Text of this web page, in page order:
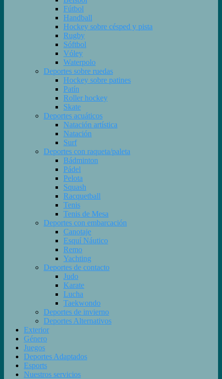
Fútbol
Handball
Hockey sobre césped y pista
Rugby
Sóftbol
Vóley
Waterpolo
Deportes sobre ruedas
Hockey sobre patines
Patín
Roller hockey
Skate
Deportes acuáticos
Natación artística
Natación
Surf
Deportes con raqueta/paleta
Bádminton
Pádel
Pelota
Squash
Racquetball
Tenis
Tenis de Mesa
Deportes con embarcación
Canotaje
Esquí Náutico
Remo
Yachting
Deportes de contacto
Judo
Karate
Lucha
Taekwondo
Deportes de invierno
Deportes Alternativos
Exterior
Género
Juegos
Deportes Adaptados
Esports
Nuestros servicios